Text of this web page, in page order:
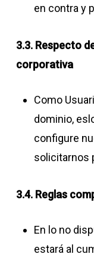
en contra y
3.3. Respecto
corporativa
Como
dominio,
configure
solicitarnos
3.4. Reglas
En lo no
estará al